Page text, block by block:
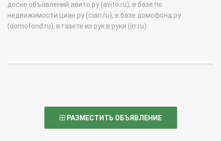
доске объявлений авито.ру (avito.ru), в базе по
недвижимости циан.ру (cian.ru), в базе домофонд.ру
(domofond.ru), в газете из рук в руки (irr.ru).
РАЗМЕСТИТЬ ОБЪЯВЛЕНИЕ